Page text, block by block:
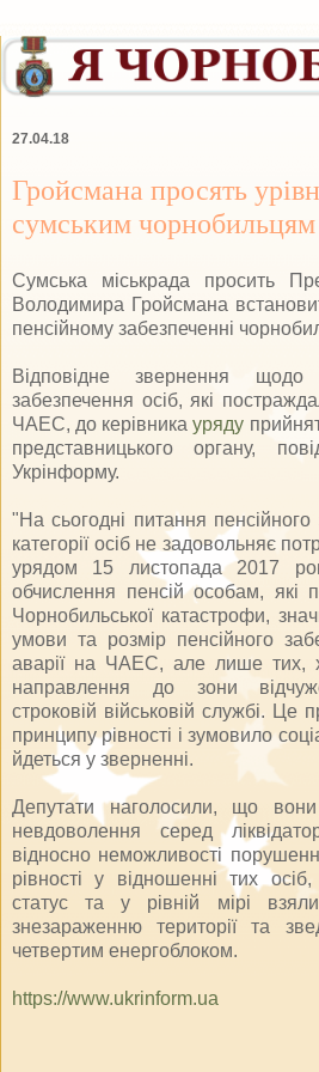
27.04.18
Гройсмана просять
сумським чорнобильцям
Сумська міськрада просить
Володимира Гройсмана
пенсійному забезпеченні
Відповідне звернення щодо
забезпечення осіб, які
ЧАЕС, до керівникауряду
представницького органу,
Укрінформу.
"На сьогодні питання пенсійного
категорії осіб не задовольняє
урядом 15 листопада 2017
обчислення пенсій особам, які
Чорнобильської катастрофи,
умови та розмір пенсійного
аварії на ЧАЕС, але лише тих,
направлення до зони
строковій військовій службі. Це
принципу рівності і зумовило
йдеться у зверненні.
Депутати наголосили, що
невдоволення серед
відносно неможливості
рівності у відношенні тих
статус та у рівній мірі
знезараженню території та
четвертим енергоблоком.
https://www.ukrinform.ua